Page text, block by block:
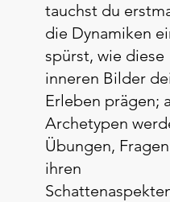
tauchst du
die Dynamiken
spürst, wie diese
inneren Bilder
Erleben prägen;
Archetypen
Übungen,
ihren